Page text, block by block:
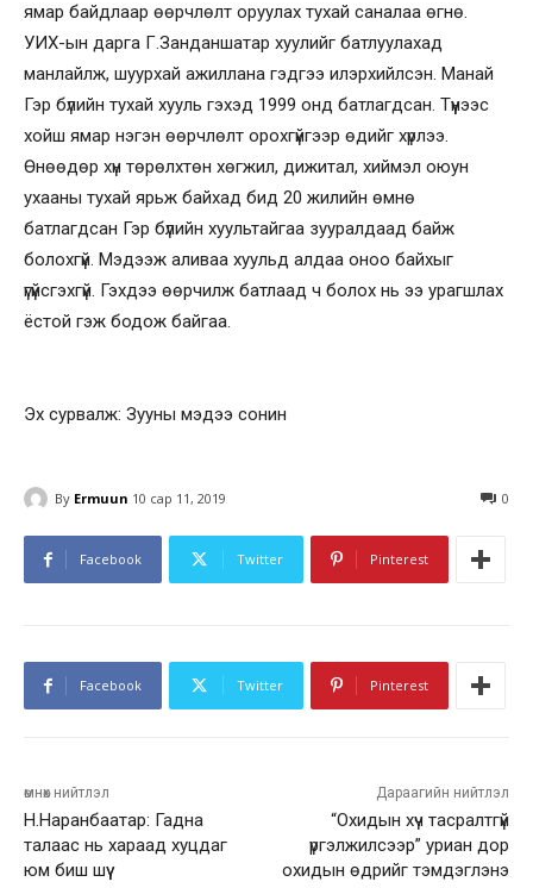
ямар байдлаар өөрчлөлт оруулах тухай саналаа өгнө.
УИХ-ын дарга Г.Занданшатар хуулийг батлуулахад
манлайлж, шуурхай ажиллана гэдгээ илэрхийлсэн. Манай
Гэр бүлийн тухай хууль гэхэд 1999 онд батлагдсан. Түүнээс
хойш ямар нэгэн өөрчлөлт орохгүйгээр өдийг хүрлээ.
Өнөөдөр хүн төрөлхтөн хөгжил, дижитал, хиймэл оюун
ухааны тухай ярьж байхад бид 20 жилийн өмнө
батлагдсан Гэр бүлийн хуультайгаа зууралдаад байж
болохгүй. Мэдээж аливаа хуульд алдаа оноо байхыг
үгүйсгэхгүй. Гэхдээ өөрчилж батлаад ч болох нь ээ урагшлах
ёстой гэж бодож байгаа.
Эх сурвалж: Зууны мэдээ сонин
By Ermuun 10 сар 11, 2019 0
Facebook Twitter Pinterest
Facebook Twitter Pinterest
өмнөх нийтлэл
Н.Наранбаатар: Гадна
талаас нь хараад хуцдаг
юм биш шүү
Дараагийн нийтлэл
“Охидын хүч тасралтгүй
үргэлжилсээр” уриан дор
охидын өдрийг тэмдэглэнэ